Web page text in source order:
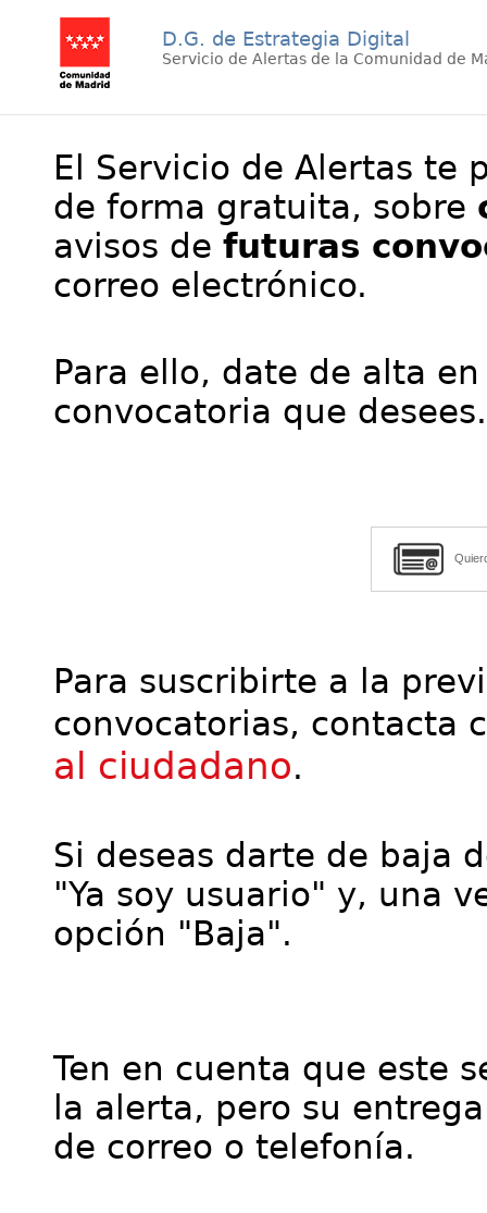
D.G. de Estrategia Digital
Servicio de Alertas de la Comunidad de
El Servicio de Alertas te
de forma gratuita, sobre
avisos de futuras
correo electrónico.
Para ello, date de alta
convocatoria que desees.
Para suscribirte a la
convocatorias, contacta
al ciudadano.
Si deseas darte de baja
"Ya soy usuario" y, una
opción "Baja".
Ten en cuenta que este
la alerta, pero su
de correo o telefonía.